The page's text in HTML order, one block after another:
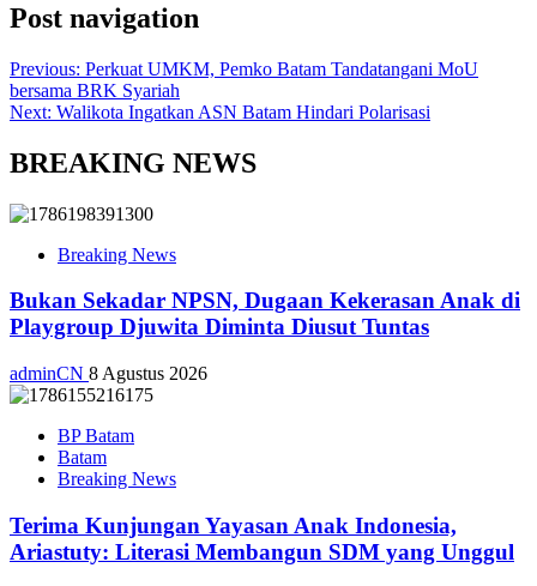
Post navigation
Previous: Perkuat UMKM, Pemko Batam Tandatangani MoU
bersama BRK Syariah
Next: Walikota Ingatkan ASN Batam Hindari Polarisasi
BREAKING NEWS
Breaking News
Bukan Sekadar NPSN, Dugaan Kekerasan Anak di
Playgroup Djuwita Diminta Diusut Tuntas
adminCN 8 Agustus 2026
BP Batam
Batam
Breaking News
Terima Kunjungan Yayasan Anak Indonesia,
Ariastuty: Literasi Membangun SDM yang Unggul